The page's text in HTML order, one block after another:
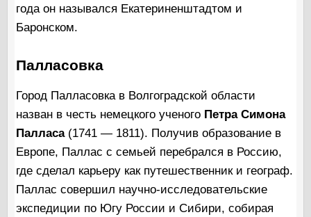
года он назывался Екатериненштадтом и
Баронском.
Палласовка
Город Палласовка в Волгоградской области
назван в честь немецкого ученого Петра Симона
Палласа(1741 — 1811). Получив образование в
Европе, Паллас с семьей перебрался в Россию,
где сделал карьеру как путешественник и географ.
Паллас совершил научно-исследовательские
экспедиции по Югу России и Сибири, собирая